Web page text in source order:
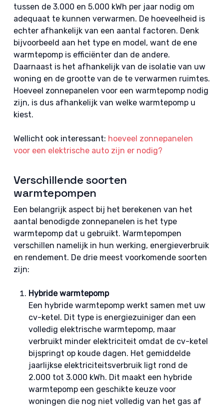
tussen de 3.000 en 5.000 kWh per jaar nodig om
adequaat te kunnen verwarmen. De hoeveelheid is
echter afhankelijk van een aantal factoren. Denk
bijvoorbeeld aan het type en model, want de ene
warmtepomp is efficiënter dan de andere.
Daarnaast is het afhankelijk van de isolatie van uw
woning en de grootte van de te verwarmen ruimtes.
Hoeveel zonnepanelen voor een warmtepomp nodig
zijn, is dus afhankelijk van welke warmtepomp u
kiest.
Wellicht ook interessant: hoeveel zonnepanelen
voor een elektrische auto zijn er nodig?
Verschillende soorten
warmtepompen
Een belangrijk aspect bij het berekenen van het
aantal benodigde zonnepanelen is het type
warmtepomp dat u gebruikt. Warmtepompen
verschillen namelijk in hun werking, energieverbruik
en rendement. De drie meest voorkomende soorten
zijn:
Hybride warmtepomp
Een hybride warmtepomp werkt samen met uw
cv-ketel. Dit type is energiezuiniger dan een
volledig elektrische warmtepomp, maar
verbruikt minder elektriciteit omdat de cv-ketel
bijspringt op koude dagen. Het gemiddelde
jaarlijkse elektriciteitsverbruik ligt rond de
2.000 tot 3.000 kWh. Dit maakt een hybride
warmtepomp een geschikte keuze voor
woningen die nog niet volledig van het gas af